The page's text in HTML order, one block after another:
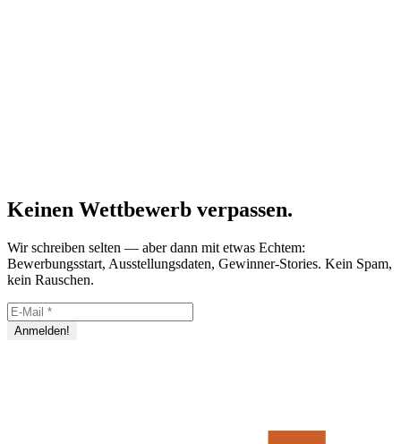
Keinen Wettbewerb verpassen.
Wir schreiben selten — aber dann mit etwas Echtem:
Bewerbungsstart, Ausstellungsdaten, Gewinner-Stories. Kein Spam,
kein Rauschen.